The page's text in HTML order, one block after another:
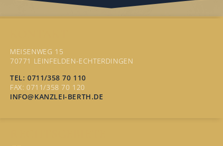
MEISENWEG 15
70771 LEINFELDEN-ECHTERDINGEN
TEL: 0711/358 70 110
FAX: 0711/358 70 120
INFO@KANZLEI-BERTH.DE